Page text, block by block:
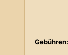
Gebühren: